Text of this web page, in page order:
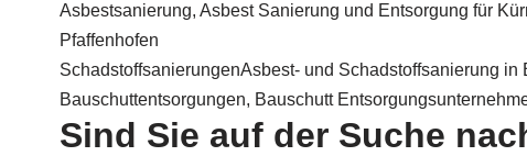
Asbestsanierung, Asbest Sanierung und Entsorgung für
Pfaffenhofen
SchadstoffsanierungenAsbest- und Schadstoffsanierung in
Bauschuttentsorgungen, Bauschutt
Sind Sie auf der Suche